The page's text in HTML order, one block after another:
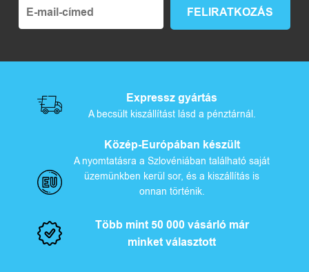
Expressz gyártás
A becsült kiszállítást lásd a pénztárnál.
Közép-Európában készült
A nyomtatásra a Szlovéniában található saját
üzemünkben kerül sor, és a kiszállítás is
onnan történik.
Több mint 50 000 vásárló már
minket választott